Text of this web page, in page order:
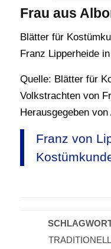
Frau aus
Blätter für
Franz Lipperheide
Quelle: Blätter für
Volkstrachten von
Herausgegeben
Franz von